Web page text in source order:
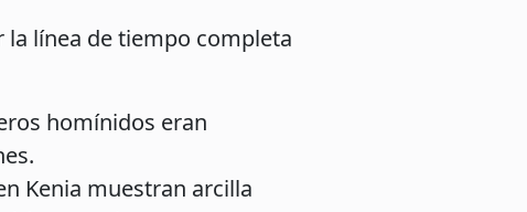
línea de tiempo completa
homínidos eran
Kenia muestran arcilla